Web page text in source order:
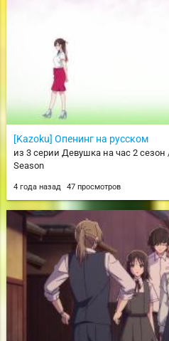
[Kazoku] Опенинг на русском
из 3 серии Девушка на час 2 сезон
Season
4 года назад 47 просмотров